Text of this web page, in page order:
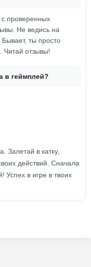
проверенных
Не ведись на
ты просто
Читай отзывы!
в геймплей?
Залетай в катку,
действий. Сначала
Успех в игре в твоих